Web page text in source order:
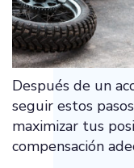
Después de un
seguir estos
maximizar tus
compensación